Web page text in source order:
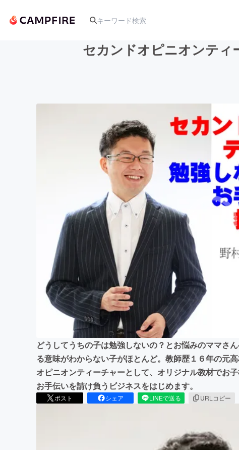
アート・写真
テクノロジー・ガジェット
映像・映画
ビジネス・起業
まちづくり・地域活性化
セカンドオピニオンティ
どうしてうちの子は勉強しないの？とお悩みのママさ
る意味がわからない子がほとんど。教師歴１６年の元
オピニオンティーチャーとして、オリジナル教材でお
お手伝いを請け負うビジネスをはじめます。
ポスト シェア LINEで送る URLコピー